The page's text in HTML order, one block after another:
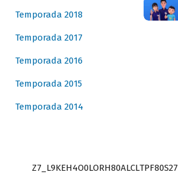
Temporada 2018
Temporada 2017
Temporada 2016
Temporada 2015
Temporada 2014
Z7_L9KEH4O0LORH80ALCLTPF80S27